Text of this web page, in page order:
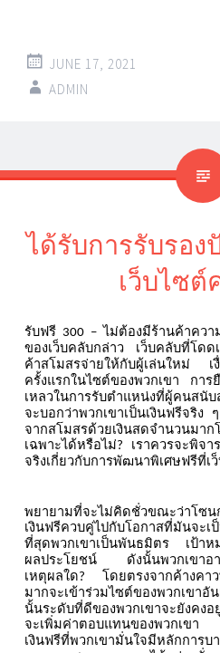
JUNE 17, 2021
ADMIN
ได้รับการรับรอ
เว็บไซต์
รับฟรี 300 – ไม่ต้องมีร้านค้าควา
ของเว็บคลับกล่าว
เว็บคลับที่โดด
ค้าสโมสรจ่ายให้กับผู้เล่นใหม่
ครั้งแรกในไซต์ของพวกเขา
การ
เหลวในการรับตำแหน่งที่ผู้คนสนั
จะบอกว่าพวกเขาเป็นเงินฟรีจริง
ๆ
จากสโมสรด้วยเงินสดจำนวนมาก
เฉพาะได้หรือไม่? เราควรจะพิจ
จริงเกี่ยวกับการพัฒนาพิเศษฟรีที่เ
พยายามที่จะไม่คิดชั่วขณะว่าโซน
เงินฟรีควบคู่ไปกับโอกาสที่มันจะเ
ที่สุดพวกเขาเป็นพันธมิตร
เป้า
ผลประโยชน์
ดังนั้นพวกเขาอ
เหตุผลใด? โดยตรงจากค้างคา
มากจะเข้าร่วมไซต์ของพวกเขาอั
นั้นระดับที่ดีของพวกเขาจะยังคงอ
จะเพิ่มค่าตอบแทนของพวกเขา
เงินฟรีที่พวกเขามั่นใจมีหลักการบ